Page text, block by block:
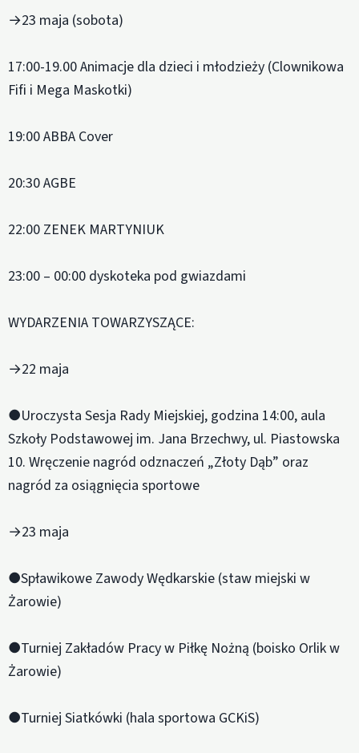
→23 maja (sobota)
17:00-19.00 Animacje dla dzieci i młodzieży (Clownikowa
Fifi i Mega Maskotki)
19:00 ABBA Cover
20:30 AGBE
22:00 ZENEK MARTYNIUK
23:00 – 00:00 dyskoteka pod gwiazdami
WYDARZENIA TOWARZYSZĄCE:
→22 maja
●Uroczysta Sesja Rady Miejskiej, godzina 14:00, aula
Szkoły Podstawowej im. Jana Brzechwy, ul. Piastowska
10. Wręczenie nagród odznaczeń „Złoty Dąb” oraz
nagród za osiągnięcia sportowe
→23 maja
●Spławikowe Zawody Wędkarskie (staw miejski w
Żarowie)
●Turniej Zakładów Pracy w Piłkę Nożną (boisko Orlik w
Żarowie)
●Turniej Siatkówki (hala sportowa GCKiS)